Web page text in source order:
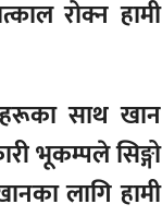
रोक्न हामी
साथ खान
भूकम्पले सिङ्गो
लागि हामी